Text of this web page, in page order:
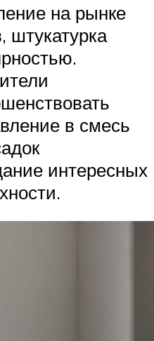
на рынке
штукатурка
в смесь
интересных